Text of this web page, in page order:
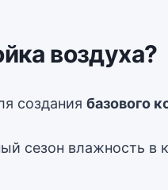
воздуха?
создания базового
сезон влажность в